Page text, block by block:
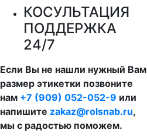
КОСУЛЬТАЦИЯ
ПОДДЕРЖКА
24/7
Если Вы не нашли нужный Вам
размер этикетки позвоните
нам +7 (909) 052-052-9 или
напишите zakaz@rolsnab.ru,
мы с радостью поможем.